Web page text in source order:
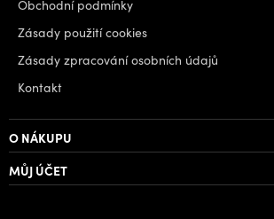
Obchodní podmínky
Zásady použití cookies
Zásady zpracování osobních údajů
Kontakt
O NÁKUPU
MŮJ ÚČET